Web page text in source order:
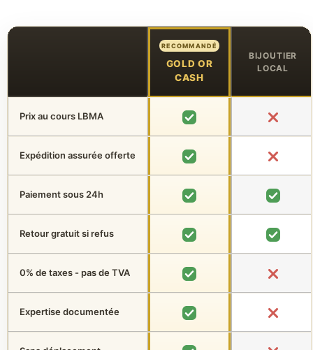
RECOMMANDÉ
GOLD OR
CASH
BIJOUTIER
LOCAL
Prix au cours LBMA
Expédition assurée offerte
Paiement sous 24h
Retour gratuit si refus
0% de taxes - pas de TVA
Expertise documentée